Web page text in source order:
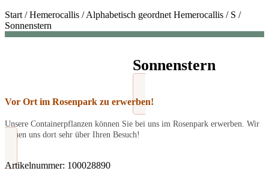
Start /Hemerocallis /Alphabetisch geordnet Hemerocallis / S /
Sonnenstern
Sonnenstern
Vor Ort im Rosenpark zu erwerben!
Unsere Containerpflanzen können Sie bei uns im Rosenpark erwerben. Wir
freuen uns dort sehr über Ihren Besuch!
Artikelnummer: 100028890